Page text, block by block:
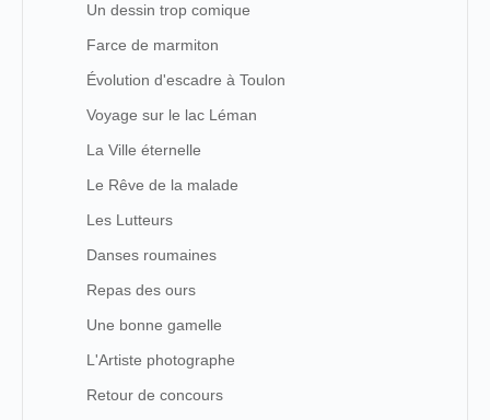
Un dessin trop comique
Farce de marmiton
Évolution d'escadre à Toulon
Voyage sur le lac Léman
La Ville éternelle
Le Rêve de la malade
Les Lutteurs
Danses roumaines
Repas des ours
Une bonne gamelle
L'Artiste photographe
Retour de concours